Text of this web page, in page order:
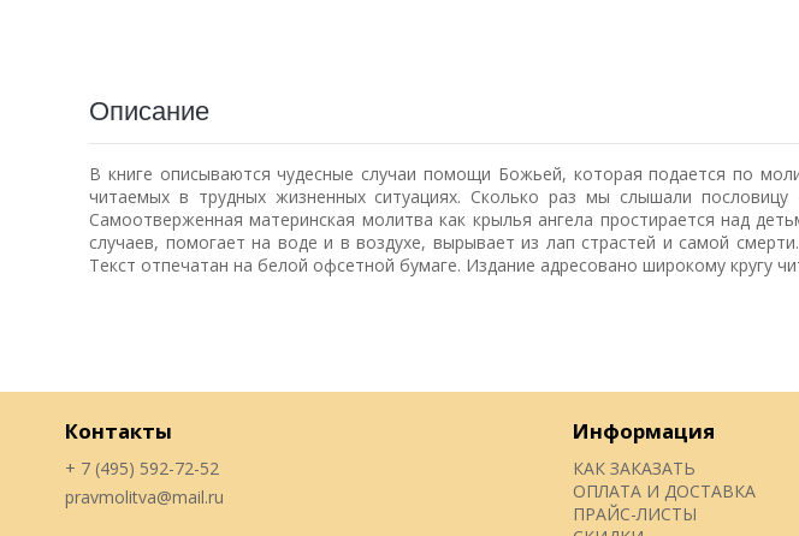
Описание
В книге описываются чудесные случаи помощи Божьей, которая подается по
читаемых в трудных жизненных ситуациях. Сколько раз мы слышали
Самоотверженная материнская молитва как крылья ангела простирается над
случаев, помогает на воде и в воздухе, вырывает из лап страстей и самой
Текст отпечатан на белой офсетной бумаге. Издание адресовано широкому кругу
Контакты
+ 7 (495) 592-72-52
pravmolitva@mail.ru
Информация
КАК ЗАКАЗАТЬ
ОПЛАТА И ДОСТАВКА
ПРАЙС-ЛИСТЫ